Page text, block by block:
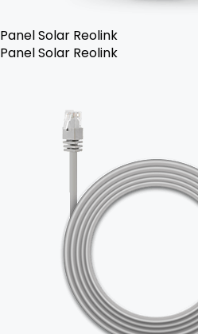
Panel Solar Reolink
Panel Solar Reolink